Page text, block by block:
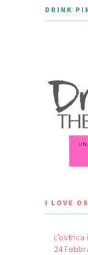
DRINK
I LOVE
24